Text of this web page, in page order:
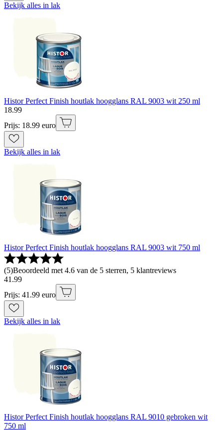
Bekijk alles in lak
Histor Perfect Finish houtlak hoogglans RAL 9003 wit 250 ml
18.99
Prijs: 18.99 euro
Bekijk alles in lak
Histor Perfect Finish houtlak hoogglans RAL 9003 wit 750 ml
(5)Beoordeeld met 4.6 van de 5 sterren, 5 klantreviews
41 .99
Prijs: 41.99 euro
Bekijk alles in lak
Histor Perfect Finish houtlak hoogglans RAL 9010 gebroken wit
750 ml